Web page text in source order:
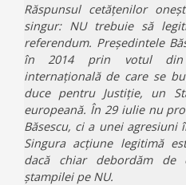
Răspunsul cetățenilor
singur: NU trebuie să
referendum. Președintele
în 2014 prin votul din
internațională de care se
duce pentru Justiție, un
europeană. În 29 iulie nu
Băsescu, ci a unei
Singura acțiune legitimă
dacă chiar debordăm de
ștampilei pe NU.